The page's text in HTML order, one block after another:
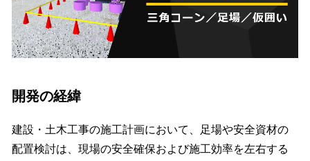
開発の経緯
建設・土木工事の施工計画において、足場や安全資材の
配置検討は、現場の安全確保および施工効率を左右する